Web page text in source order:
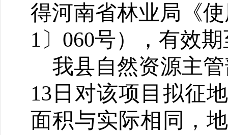
得河南省林业局《
1〕060号），有效
我县自然资源主
13日对该项目拟征
面积与实际相同，